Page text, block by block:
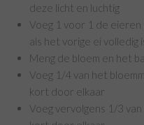
deze licht en luchtig
Voeg 1 voor 1 de
als het vorige ei volledig
Meng de bloem en het
Voeg 1/4 van het
kort door elkaar
Voeg vervolgens 1/3